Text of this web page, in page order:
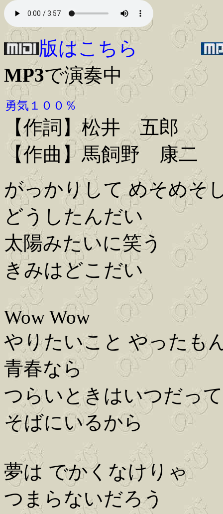
版はこちら
MP3で演奏中
勇気１００％
【作詞】松井 五郎
【作曲】馬飼野 康二
がっかりして めそめそ
どうしたんだい
太陽みたいに笑う
きみはどこだい
Wow Wow
やりたいこと やったも
青春なら
つらいときはいつだって
そばにいるから
夢は でかくなけりゃ
つまらないだろう